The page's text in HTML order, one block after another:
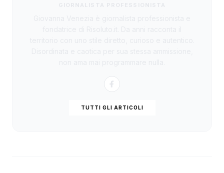
TUTTI GLI ARTICOLI